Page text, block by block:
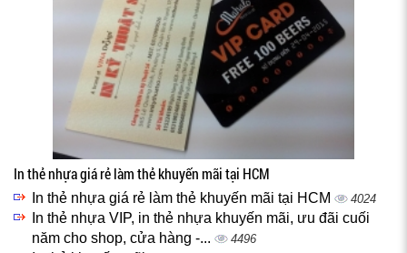
In thẻ nhựa giá rẻ làm thẻ khuyến mãi tại HCM
In thẻ nhựa giá rẻ làm thẻ khuyến mãi tại HCM 4024
In thẻ nhựa VIP, in thẻ nhựa khuyến mãi, ưu đãi cuối
năm cho shop, cửa hàng -...
4496